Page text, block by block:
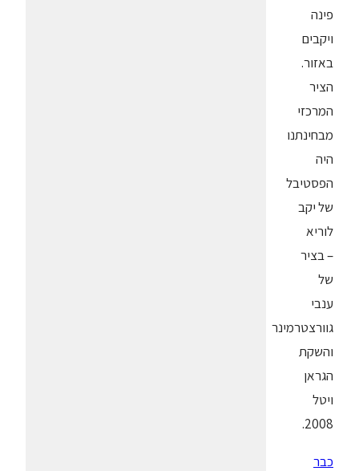
פינה
ויקבים
באזור.
הציר
המרכזי
מבחינתנו
היה
הפסטיבל
של יקב
לוריא
– בציר
של
ענבי
גוורצטרמינר
והשקת
הגראן
ויטל
2008.
כבר